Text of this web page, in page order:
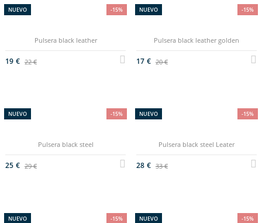
-15%
NUEVO
Pulsera black leather
19 € 22 €
-15%
NUEVO
Pulsera black leather golden
17 € 20 €
-15%
NUEVO
Pulsera black steel
25 € 29 €
-15%
NUEVO
Pulsera black steel Leater
28 € 33 €
-15%
NUEVO -15%
NUEVO